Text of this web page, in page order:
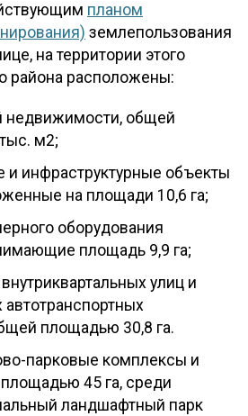
планом
землепользования
на территории этого
района расположены:
недвижимости, общей
м2;
инфраструктурные объекты
на площади 10,6 га;
оборудования
площадь 9,9 га;
улиц и
площадью 30,8 га.
парковые комплексы и
45 га, среди
ландшафтный парк